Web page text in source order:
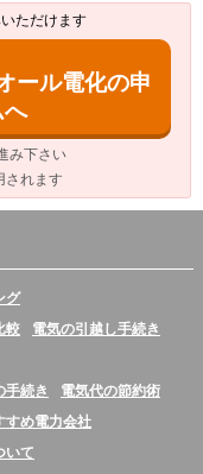
ただけます
ール電化の申
へ
み下さい
されます
グ
較
電気の引越し手続き
手続き
電気代の節約術
すめ電力会社
いて